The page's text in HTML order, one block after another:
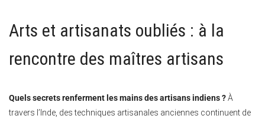
Arts et artisanats oubliés : à la
rencontre des maîtres artisans
Quels secrets renferment les mains des artisans indiens ?À
travers l’Inde, des techniques artisanales anciennes continuent de